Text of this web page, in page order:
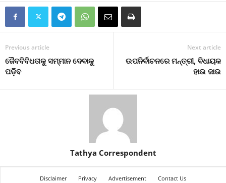
Previous article
ଜୈବବିବିଧତାକୁ ସମ୍ମାନ ଦେବାକୁ
ପଡ଼ିବ
Next article
ଉପନିର୍ବାଚନରେ ମନ୍ତ୍ରୀ, ବିଧାୟକ
ହାଉ ଜାଉ
Tathya Correspondent
Disclaimer Privacy Advertisement Contact Us